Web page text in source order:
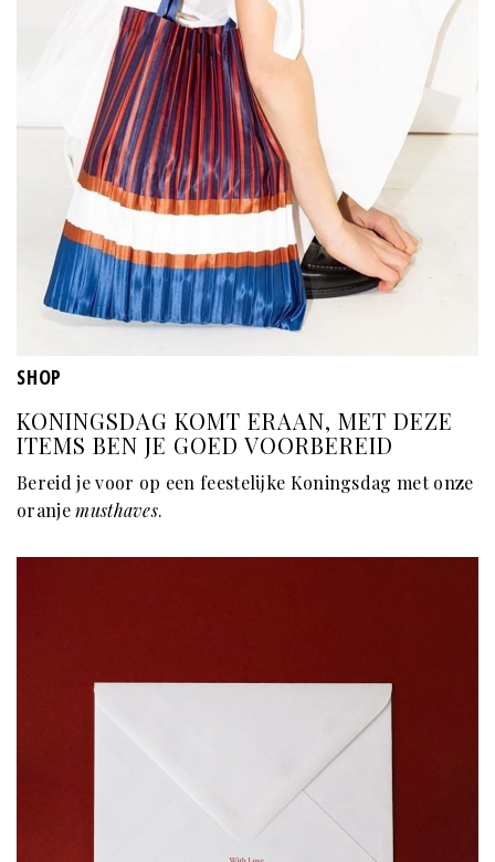
SHOP
KONINGSDAG KOMT ERAAN, MET DEZE
ITEMS BEN JE GOED VOORBEREID
Bereid je voor op een feestelijke Koningsdag met onze
oranjemusthaves.